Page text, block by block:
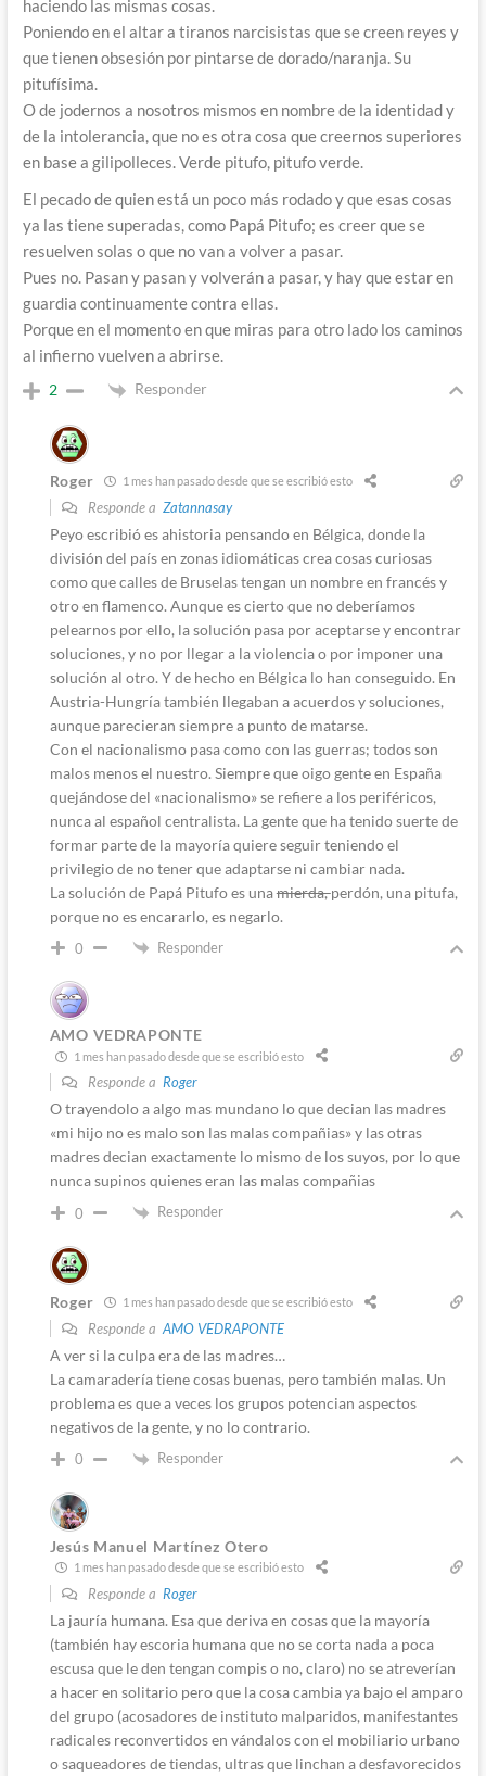
haciendo las mismas cosas.
Poniendo en el altar a tiranos narcisistas que se creen reyes y
que tienen obsesión por pintarse de dorado/naranja. Su
pitufísima.
O de jodernos a nosotros mismos en nombre de la identidad y
de la intolerancia, que no es otra cosa que creernos superiores
en base a gilipolleces. Verde pitufo, pitufo verde.
El pecado de quien está un poco más rodado y que esas cosas
ya las tiene superadas, como Papá Pitufo; es creer que se
resuelven solas o que no van a volver a pasar.
Pues no. Pasan y pasan y volverán a pasar, y hay que estar en
guardia continuamente contra ellas.
Porque en el momento en que miras para otro lado los caminos
al infierno vuelven a abrirse.
2 Responder
Roger 1 mes han pasado desde que se escribió esto
Responde a Zatannasay
Peyo escribió es ahistoria pensando en Bélgica, donde la
división del país en zonas idiomáticas crea cosas curiosas
como que calles de Bruselas tengan un nombre en francés y
otro en flamenco. Aunque es cierto que no deberíamos
pelearnos por ello, la solución pasa por aceptarse y encontrar
soluciones, y no por llegar a la violencia o por imponer una
solución al otro. Y de hecho en Bélgica lo han conseguido. En
Austria-Hungría también llegaban a acuerdos y soluciones,
aunque parecieran siempre a punto de matarse.
Con el nacionalismo pasa como con las guerras; todos son
malos menos el nuestro. Siempre que oigo gente en España
quejándose del «nacionalismo» se refiere a los periféricos,
nunca al español centralista. La gente que ha tenido suerte de
formar parte de la mayoría quiere seguir teniendo el
privilegio de no tener que adaptarse ni cambiar nada.
La solución de Papá Pitufo es unamierda,perdón, una pitufa,
porque no es encararlo, es negarlo.
0 Responder
AMO VEDRAPONTE
1 mes han pasado desde que se escribió esto
Responde a Roger
O trayendolo a algo mas mundano lo que decian las madres
«mi hijo no es malo son las malas compañias» y las otras
madres decian exactamente lo mismo de los suyos, por lo que
nunca supinos quienes eran las malas compañias
0 Responder
Roger 1 mes han pasado desde que se escribió esto
Responde a AMO VEDRAPONTE
A ver si la culpa era de las madres…
La camaradería tiene cosas buenas, pero también malas. Un
problema es que a veces los grupos potencian aspectos
negativos de la gente, y no lo contrario.
0 Responder
Jesús Manuel Martínez Otero
1 mes han pasado desde que se escribió esto
Responde a Roger
La jauría humana. Esa que deriva en cosas que la mayoría
(también hay escoria humana que no se corta nada a poca
escusa que le den tengan compis o no, claro) no se atreverían
a hacer en solitario pero que la cosa cambia ya bajo el amparo
del grupo (acosadores de instituto malparidos, manifestantes
radicales reconvertidos en vándalos con el mobiliario urbano
o saqueadores de tiendas, ultras que linchan a desfavorecidos